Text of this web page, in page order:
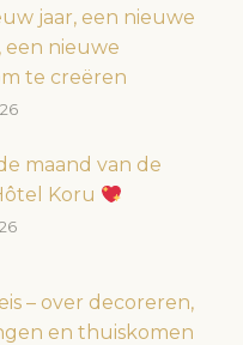
jaar, een nieuwe
een nieuwe
te creëren
maand van de
Koru
– over decoreren,
en thuiskomen